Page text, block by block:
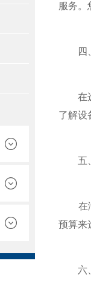
服务。
四、
在选
了解设
五、
在满
预算来
六、